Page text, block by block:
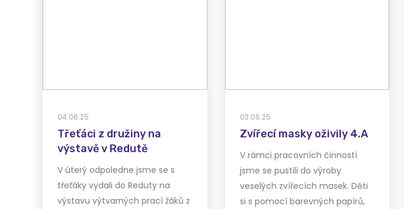
04.06.25
Třeťáci z družiny na
výstavě v Redutě
V úterý odpoledne jsme se s
třeťáky vydali do Reduty na
výstavu výtvarných prací žáků z
03.06.25
Zvířecí masky oživily 4.A
V rámci pracovních činností
jsme se pustili do výroby
veselých zvířecích masek. Děti
si s pomocí barevných papírů,